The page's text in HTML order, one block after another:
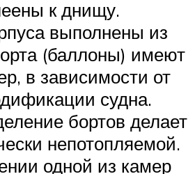
к днищу.
выполнены из
(баллоны) имеют
в зависимости от
судна.
бортов делает
непотопляемой.
одной из камер